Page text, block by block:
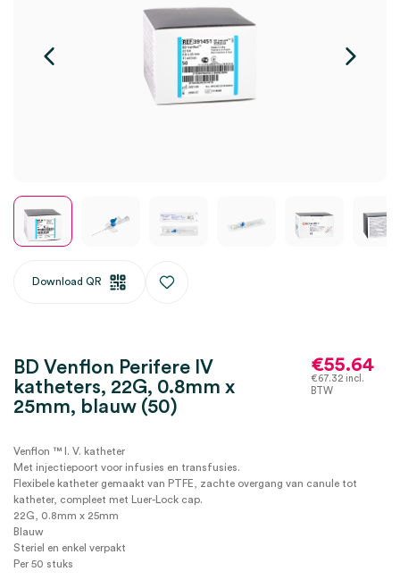
Download QR
BD Venflon Perifere IV
katheters, 22G, 0.8mm x
25mm, blauw (50)
€55.64
€67.32 incl.
BTW
Venflon ™ I. V. katheter
Met injectiepoort voor infusies en transfusies.
Flexibele katheter gemaakt van PTFE, zachte overgang van canule tot
katheter, compleet met Luer-Lock cap.
22G, 0.8mm x 25mm
Blauw
Steriel en enkel verpakt
Per 50 stuks